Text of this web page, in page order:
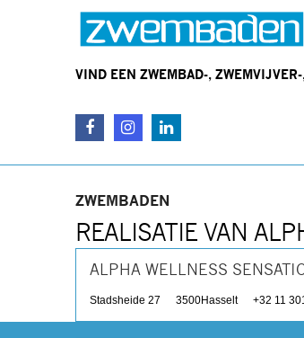
VIND EEN ZWEMBAD-,
ZWEMBADEN
REALISATIE VAN
ALPHA WELLNESS
Stadsheide 27 3500Hasselt +32 11